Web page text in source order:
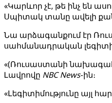
«Կարևոր չէ, թե ինչ են
Սպիտակ տանը ավելի
Նա արձագանքում էր
սահմանադրական
«(Ռուսաստանի նախագահ
Լավրովը NBC News-ին։
«Լեգիտիմությունը այլ